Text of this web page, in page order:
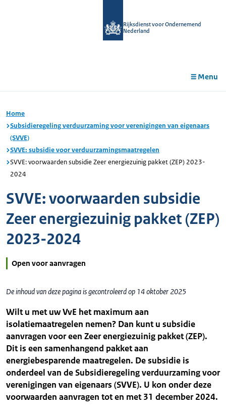
Rijksdienst voor Ondernemend
Nederland
Menu
Home
Subsidieregeling verduurzaming voor verenigingen van eigenaars
(SVVE)
SVVE: subsidie voor verduurzamingsmaatregelen
SVVE: voorwaarden subsidie Zeer energiezuinig pakket (ZEP) 2023-
2024
SVVE: voorwaarden subsidie
Zeer energiezuinig pakket (ZEP)
2023-2024
Open voor aanvragen
De inhoud van deze pagina is gecontroleerd op 14 oktober 2025
Wilt u met uw VvE het maximum aan
isolatiemaatregelen nemen? Dan kunt u subsidie
aanvragen voor een Zeer energiezuinig pakket (ZEP).
Dit is een samenhangend pakket aan
energiebesparende maatregelen. De subsidie is
onderdeel van de Subsidieregeling verduurzaming voor
verenigingen van eigenaars (SVVE). U kon onder deze
voorwaarden aanvragen tot en met 31 december 2024.